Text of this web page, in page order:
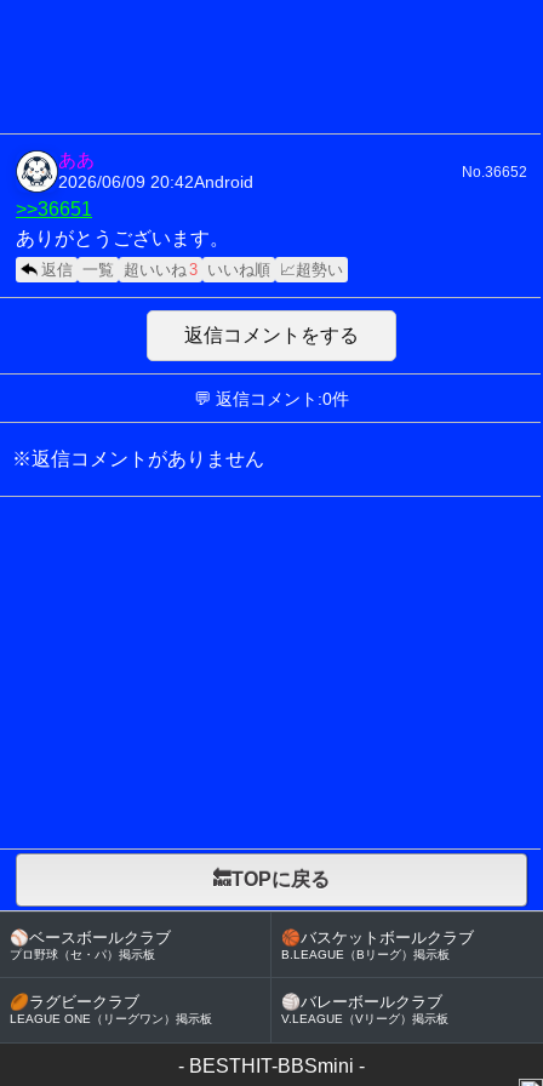
ああ
2026/06/09 20:42Android
No.36652
>>36651
ありがとうございます。
返信 一覧 超いいね3 いいね順 📈超勢い
返信コメントをする
💬 返信コメント:0件
※返信コメントがありません
🔙TOPに戻る
⚾ベースボールクラブ
プロ野球（セ・パ）掲示板
🏀バスケットボールクラブ
B.LEAGUE（Bリーグ）掲示板
🏉ラグビークラブ
LEAGUE ONE（リーグワン）掲示板
🏐バレーボールクラブ
V.LEAGUE（Vリーグ）掲示板
- BESTHIT-BBSmini -